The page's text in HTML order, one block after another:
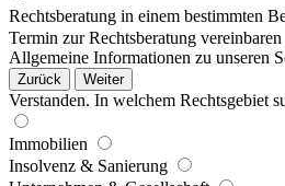
Rechtsberatung in einem bestimmten
Termin zur Rechtsberatung vereinbaren
Allgemeine Informationen zu unseren
Zurück Weiter
Verstanden. In welchem Rechtsgebiet
Immobilien
Insolvenz & Sanierung